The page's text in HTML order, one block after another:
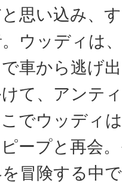
思い込み、
ウッディは
車から逃げ
て、アンテ
でウッディ
ープと再会
冒険する中